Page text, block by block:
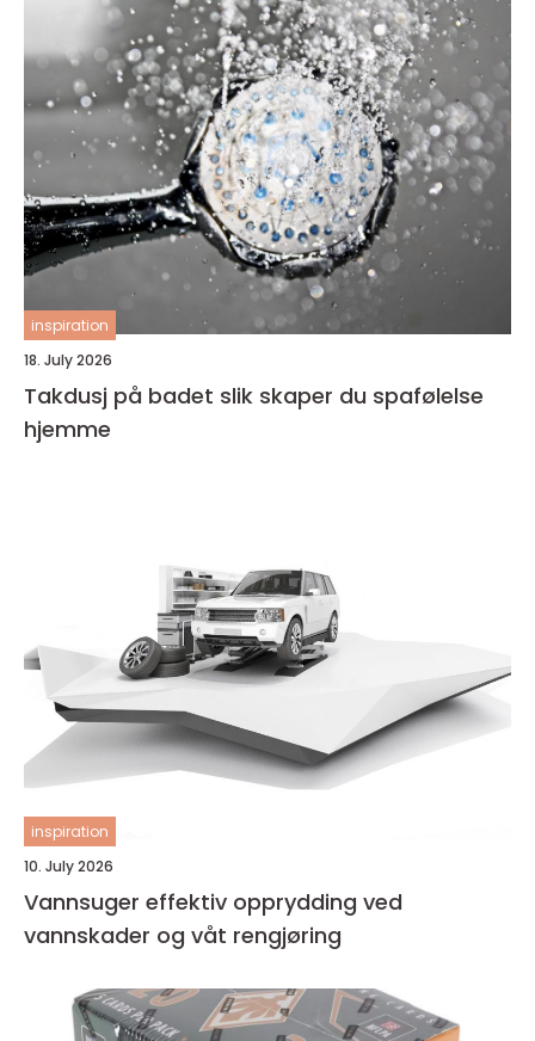
inspiration
18. July 2026
Takdusj på badet slik skaper du spafølelse
hjemme
inspiration
10. July 2026
Vannsuger effektiv opprydding ved
vannskader og våt rengjøring